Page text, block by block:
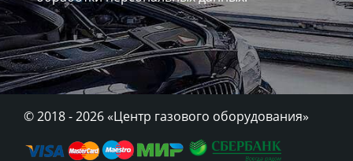
© 2018 - 2026 «Центр газового оборудования»